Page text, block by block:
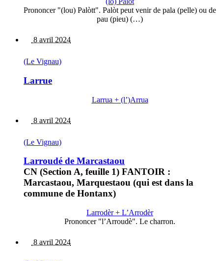
Prononcer "(lou) Palòtt". Palòt peut venir de pala (pelle) ou de
pau (pieu) (…)
8 avril 2024
(Le Vignau)
Larrue
Larrua + (l’)Arrua
8 avril 2024
(Le Vignau)
Larroudé de Marcastaou
CN (Section A, feuille 1) FANTOIR :
Marcastaou, Marquestaou (qui est dans la
commune de Hontanx)
Larrodèr + L’Arrodèr
Prononcer "l’Arroudè". Le charron.
8 avril 2024